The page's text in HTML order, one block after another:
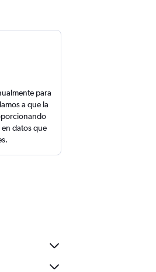
para
a que la
datos que